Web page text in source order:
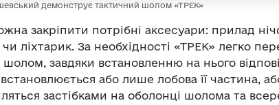
демонструє тактичний шолом «ТРЕК»
закріпити потрібні аксесуари: прилад
ліхтарик. За необхідності «ТРЕК» легко
шолом, завдяки встановленню на нього
встановлюється або лише лобова її частина,
застібками на оболонці шолома та